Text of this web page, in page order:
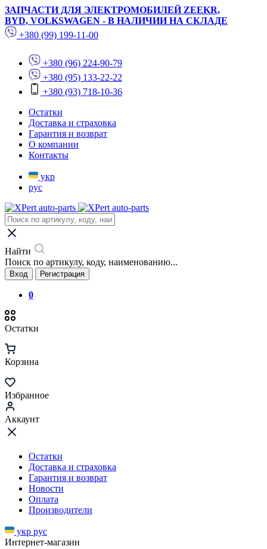
ЗАПЧАСТИ ДЛЯ ЭЛЕКТРОМОБИЛЕЙ ZEEKR,
BYD, VOLKSWAGEN - В НАЛИЧИИ НА СКЛАДЕ
+380 (99) 199-11-00
+380 (96) 224-90-79
+380 (95) 133-22-22
+380 (93) 718-10-36
Остатки
Доставка и страховка
Гарантия и возврат
О компании
Контакты
укр
рус
Найти
Поиск по артикулу, коду, наименованию...
Вход Регистрация
0
Остатки
Корзина
Избранное
Аккаунт
Остатки
Доставка и страховка
Гарантия и возврат
Новости
Оплата
Производители
укр рус
Интернет-магазин